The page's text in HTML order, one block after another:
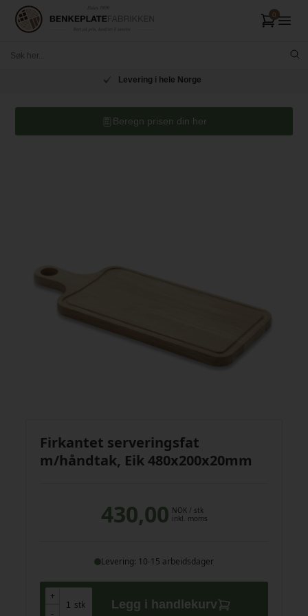
Levering i hele Norge
Beregn prisen din her
Firkantet serveringsfat
m/håndtak, Eik 480x200x20mm
430,00 NOK/ stk
inkl. moms
Levering: 10-15 arbeidsdager
+
-
stk
+
-
Legg i handlekurv